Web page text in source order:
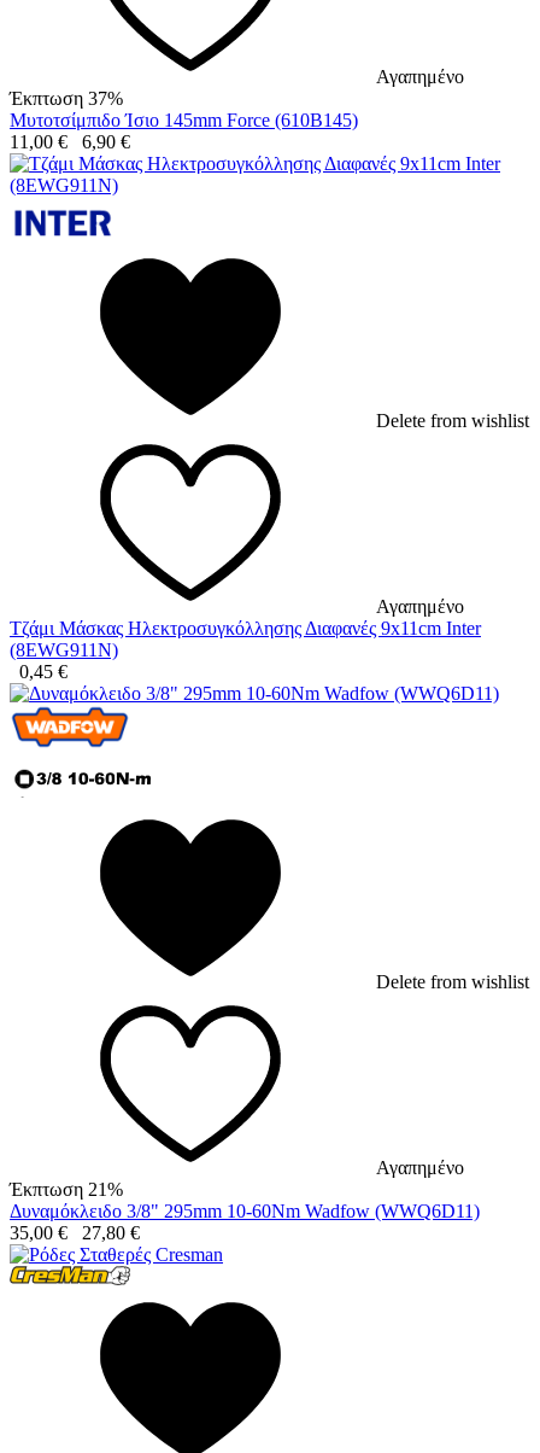
Αγαπημένο
Έκπτωση 37%
Μυτοτσίμπιδο Ίσιο 145mm Force (610B145)
11,00 € 6,90 €
Delete from wishlist
Αγαπημένο
Τζάμι Μάσκας Ηλεκτροσυγκόλλησης Διαφανές 9x11cm Inter
(8EWG911N)
0,45 €
Delete from wishlist
Αγαπημένο
Έκπτωση 21%
Δυναμόκλειδο 3/8" 295mm 10-60Nm Wadfow (WWQ6D11)
35,00 € 27,80 €